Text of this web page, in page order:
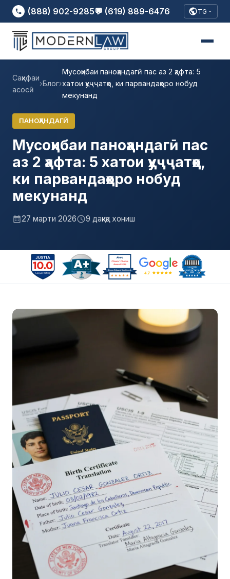
(888) 902-9285💬 (619) 889-6476 TG
Саҳифаи
асосӣ
›Блог›
Мусоҳибаи паноҳандагӣ пас аз 2 ҳафта: 5
хатои ҳуҷҷатҳо, ки парвандаҳоро нобуд
мекунанд
ПАНОҲАНДАГӢ
Мусоҳибаи паноҳандагӣ пас
аз 2 ҳафта: 5 хатои ҳуҷҷатҳо,
ки парвандаҳоро нобуд
мекунанд
27 марти 2026 9 дақиқа хониш